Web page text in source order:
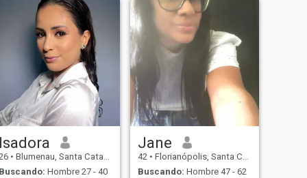
Isadora
• Blumenau, Santa Catarina, Brasil
Buscando: Hombre 27 - 40
Jane
42 • Florianópolis, Santa Catarina, Brasil
Buscando: Hombre 47 - 62